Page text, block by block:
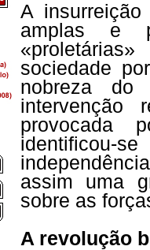
A
amplas e
sociedade
nobreza
intervenção
provocada
assim uma
sobre as
A revolução